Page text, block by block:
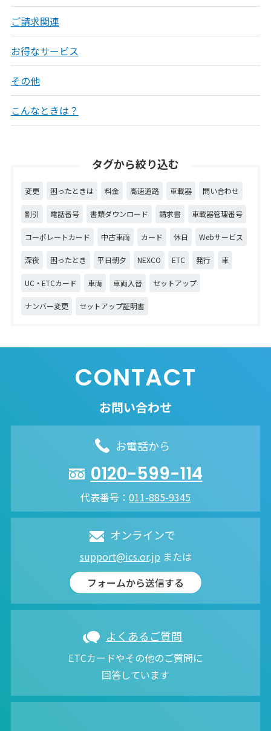
ご請求関連
お得なサービス
その他
こんなときは？
タグから絞り込む
変更 困ったときは 料金 高速道路 車載器 問い合わせ
割引 電話番号 書類ダウンロード 請求書 車載器管理番号
コーポレートカード 中古車両 カード 休日 Webサービス
深夜 困ったとき 平日朝夕 NEXCO ETC 発行 車
UC・ETCカード 車両 車両入替 セットアップ
ナンバー変更 セットアップ証明書
CONTACT
お問い合わせ
お電話から
0120-599-114
代表番号： 011-885-9345
オンラインで
support@ics.or.jp または
フォームから送信する
よくあるご質問
ETCカードやその他のご質問に
回答しています